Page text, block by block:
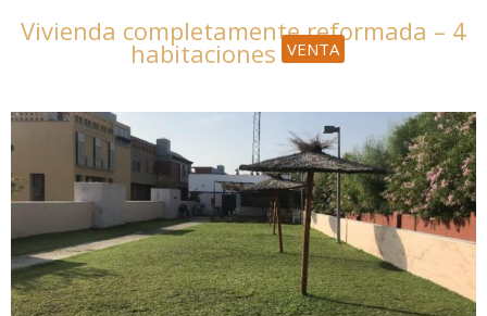
Vivienda completamente reformada – 4
habitaciones VENTA